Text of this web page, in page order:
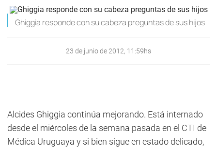
Ghiggia responde con su cabeza preguntas de sus hijos
23 de junio de 2012, 11:59hs
Alcides Ghiggia continúa mejorando. Está internado
desde el miércoles de la semana pasada en el CTI de
Médica Uruguaya y si bien sigue en estado delicado,